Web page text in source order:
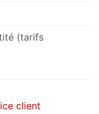
(tarifs
client